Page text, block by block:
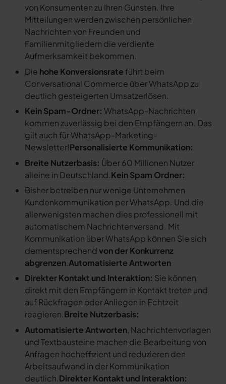
von Konsumenten zu Ihren Gunsten. Ihre
Mitteilungen werden zwischen persönlichen
Nachrichten von Freunden und
Familienmitgliedern die verdiente
Aufmerksamkeit bekommen.
Die hohe Konversionsrate führt beim
Conversational Commerce über WhatsApp zu
deutlich gesteigerten Umsatzerlösen.
Kein Spam-Ordner: WhatsApp-Nachrichten
kommen zuverlässig bei den Empfängern an. Das
gilt auch für WhatsApp-Marketing-
Newsletter!Personalisierte Kommunikation:
Breite Nutzerbasis: Über 60 Millionen Nutzer
alleine in Deutschland.Kein Spam Ordner:
Bisher betreiben nur wenige Unternehmen
Kundenkommunikation per WhatsApp. Und die
allerwenigsten machen dies professionell mit
automatischem Nachrichtenversand. Mit
Kommunikation über WhatsApp können Sie sich
dementsprechendvon der Konkurrenz
abgrenzen.Automatisierte Antworten
Direkter Kontakt und Interaktion: Sie können
direkt mit den Empfängern in Kontakt treten und
auf Rückfragen oder Anliegen in Echtzeit
reagieren.Breite Nutzerbasis:
Automatisierte Antworten, Nachrichtenvorlagen
und Textbausteine machen die Bearbeitung von
Anfragen hocheffizient und reduzieren den
Arbeitsaufwand in der Kommunikation
deutlich.Direkter Kontakt und Interaktion: